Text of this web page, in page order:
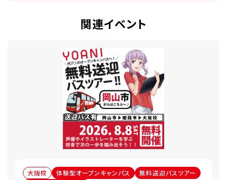
関連イベント
大阪校 体験型オープンキャンパス
無料送迎バスツアー